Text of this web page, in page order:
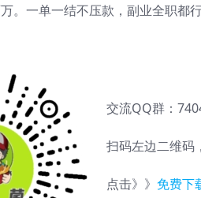
。一单一结不压款，副业全职都
交流QQ群：
扫码左边二维码
点击》》 免费下